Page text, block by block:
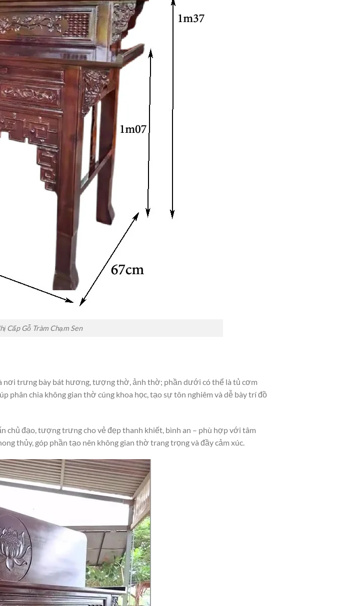
Cấp Gỗ Tràm Chạm Sen
nơi trưng bày bát hương, tượng thờ, ảnh thờ; phần dưới có thể là tủ cơm
phân chia không gian thờ cúng khoa học, tạo sự tôn nghiêm và dễ bày trí đồ
chủ đạo, tượng trưng cho vẻ đẹp thanh khiết, bình an – phù hợp với tâm
thủy, góp phần tạo nên không gian thờ trang trọng và đầy cảm xúc.